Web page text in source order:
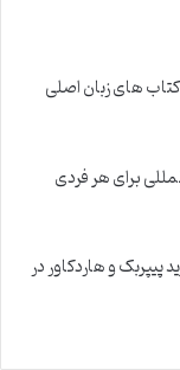
های زبان اصلی
برای هر فردی
و هاردکاور در